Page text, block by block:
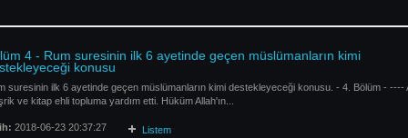
4 - Rum suresinin ilk 6 ayetinde geçen müslümanların kimi
konusu
suresinin ilk 6 ayetinde geçen müslümanların kimi destekleyeceği konusu. - 4. Bölüm - ----
ve kitap ehli topluma yardım etti. Hüküm Allah'ın...
2018-06-23 20:37:27 Listem